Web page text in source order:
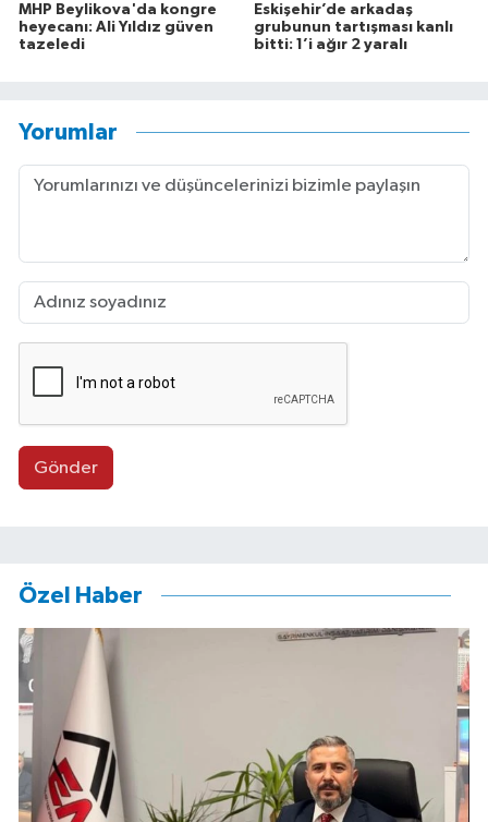
MHP Beylikova'da kongre
heyecanı: Ali Yıldız güven
tazeledi
Eskişehir’de arkadaş
grubunun tartışması kanlı
bitti: 1’i ağır 2 yaralı
Yorumlar
Gönder
Özel Haber